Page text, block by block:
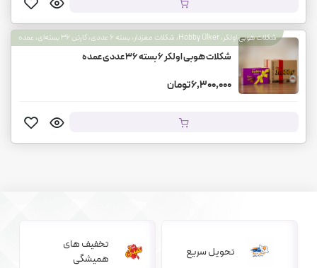
شکلات هوبی اولکر، Hobby Ülker، شکلات مغزدار، بسته ۶ عددی، کارتن ۳۶ بسته‌ای، عمده
شکلات هوبی اولکر 6 بسته 36 عددی عمده
6,300,000 تومان
تحویل سریع
تخفیف های
همیشگی